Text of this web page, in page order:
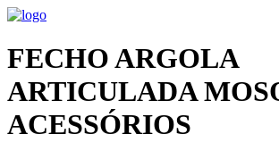
FECHO ARGOLA
ARTICULADA
ACESSÓRIOS